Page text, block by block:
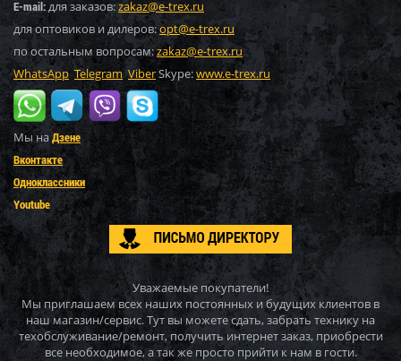
E-mail:для заказов:zakaz@e-trex.ru
для оптовиков и дилеров:opt@e-trex.ru
по остальным вопросам:zakaz@e-trex.ru
WhatsApp Telegram ViberSkype:www.e-trex.ru
Мы наДзене
Вконтакте
Одноклассники
Youtube
Уважаемые покупатели!
Мы приглашаем всех наших постоянных и будущих клиентов в
наш магазин/сервис. Тут вы можете сдать, забрать технику на
техобслуживание/ремонт, получить интернет заказ, приобрести
все необходимое, а так же просто прийти к нам в гости.